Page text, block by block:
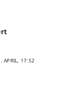
APRIL, 17:52